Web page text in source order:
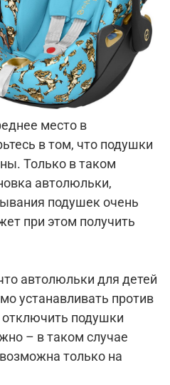
место в
в том, что подушки
Только в таком
автолюльки,
подушек очень
при этом получить
автолюльки для детей
устанавливать против
подушки
– в таком случае
только на